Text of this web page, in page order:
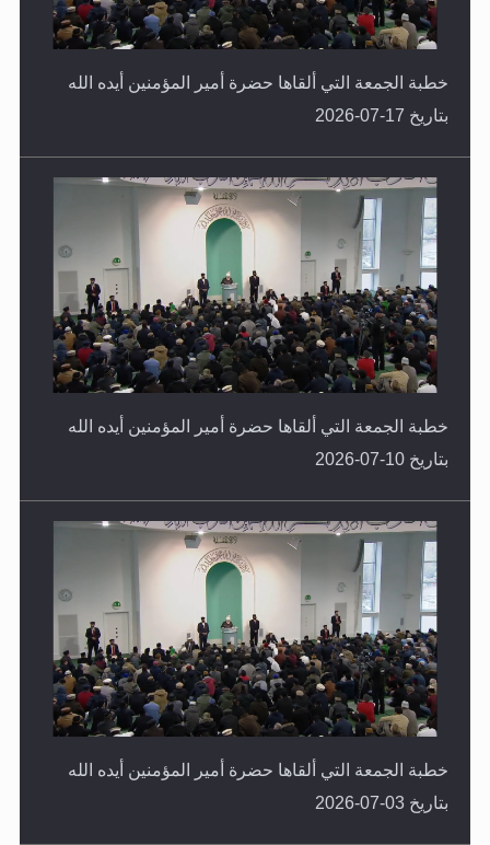
خطبة الجمعة التي ألقاها حضرة أمير المؤمنين أيده الله
بتاريخ 17-07-2026
خطبة الجمعة التي ألقاها حضرة أمير المؤمنين أيده الله
بتاريخ 10-07-2026
خطبة الجمعة التي ألقاها حضرة أمير المؤمنين أيده الله
بتاريخ 03-07-2026